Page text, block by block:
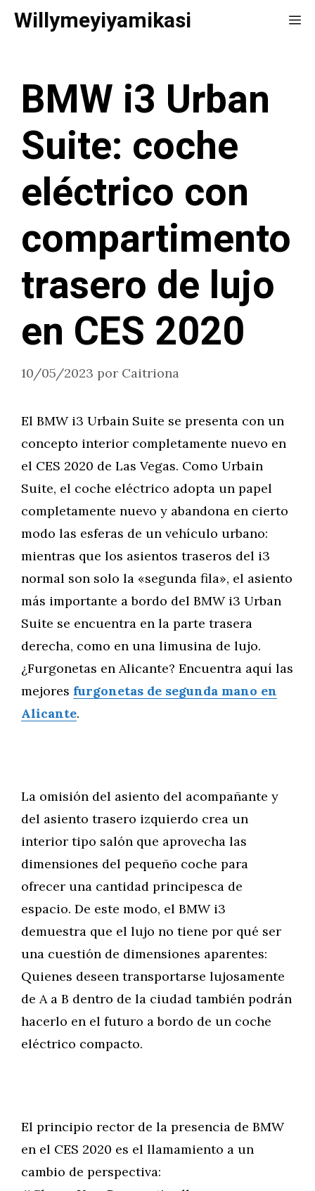
Saltar
Willymeyiyamikasi
BMW i3 Urban
Suite: coche
eléctrico con
compartimento
trasero de lujo
en CES 2020
10/05/2023 por Caitriona
El BMW i3 Urbain Suite se presenta con un
concepto interior completamente nuevo en
el CES 2020 de Las Vegas. Como Urbain
Suite, el coche eléctrico adopta un papel
completamente nuevo y abandona en cierto
modo las esferas de un vehículo urbano:
mientras que los asientos traseros del i3
normal son solo la «segunda fila», el asiento
más importante a bordo del BMW i3 Urban
Suite se encuentra en la parte trasera
derecha, como en una limusina de lujo.
¿Furgonetas en Alicante? Encuentra aquí las
mejores furgonetas de segunda mano en
Alicante.
La omisión del asiento del acompañante y
del asiento trasero izquierdo crea un
interior tipo salón que aprovecha las
dimensiones del pequeño coche para
ofrecer una cantidad principesca de
espacio. De este modo, el BMW i3
demuestra que el lujo no tiene por qué ser
una cuestión de dimensiones aparentes:
Quienes deseen transportarse lujosamente
de A a B dentro de la ciudad también podrán
hacerlo en el futuro a bordo de un coche
eléctrico compacto.
El principio rector de la presencia de BMW
en el CES 2020 es el llamamiento a un
cambio de perspectiva: